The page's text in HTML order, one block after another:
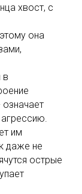
хвост, с
она
в
им
даже не
острые